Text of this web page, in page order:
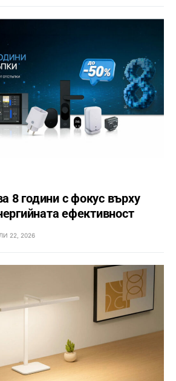
8 години с фокус върху
ефективност
22, 2026